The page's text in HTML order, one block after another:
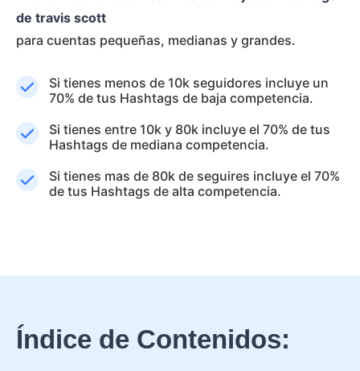
de travis scott
para cuentas pequeñas, medianas y grandes.
Si tienes menos de 10k seguidores incluye un
70% de tus Hashtags de baja competencia.
Si tienes entre 10k y 80k incluye el 70% de tus
Hashtags de mediana competencia.
Si tienes mas de 80k de seguires incluye el 70%
de tus Hashtags de alta competencia.
Índice de Contenidos: